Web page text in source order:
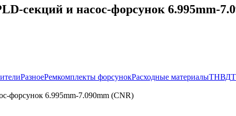
секций и насос-форсунок 6.995mm-
РазноеРемкомплекты форсунокРасходные материалыТНВД
форсунок 6.995mm-7.090mm (CNR)